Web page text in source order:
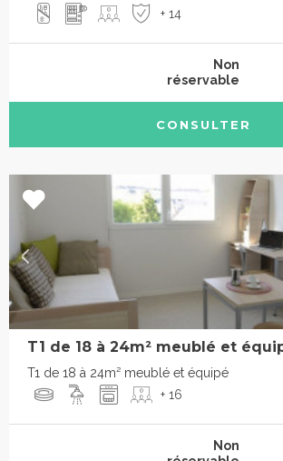
+ 14
Non
réservable
CONSULTER
T1 de 18 à 24m² meublé et
T1 de 18 à 24m² meublé et équipé
+ 16
Non